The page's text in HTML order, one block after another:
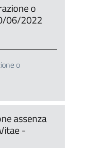
o
06/2022
o
assenza
-